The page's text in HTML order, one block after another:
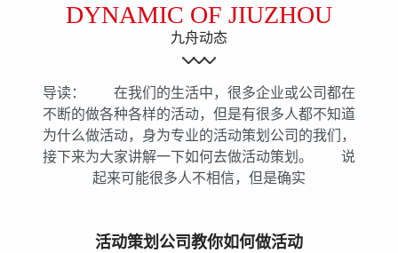
DYNAMIC OF JIUZHOU
九舟动态
导读： 在我们的生活中，很多企业或公司都在
不断的做各种各样的活动，但是有很多人都不知道
为什么做活动，身为专业的活动策划公司的我们，
接下来为大家讲解一下如何去做活动策划。 说
起来可能很多人不相信，但是确实
活动策划公司教你如何做活动